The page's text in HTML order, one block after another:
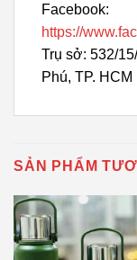
Facebook:
https://
Trụ sở: 532/
Phú, TP. HCM
SẢN PHẨM